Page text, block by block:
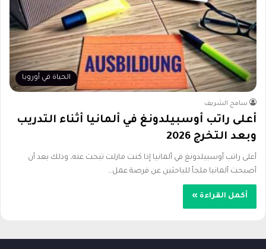
الحياة في أوروبا
سامح الشريف
أعلى راتب أوسبيلدونغ في ألمانيا أثناء التدريب
وبعد التخرج 2026
أعلى راتب أوسبيلدونغ في ألمانيا إذا كنت مازلت تبحث عنه، وذلك بعد أن
أصبحت ألمانيا ملجأ للباحثين عن فرصة عمل…
أكمل القراءة »